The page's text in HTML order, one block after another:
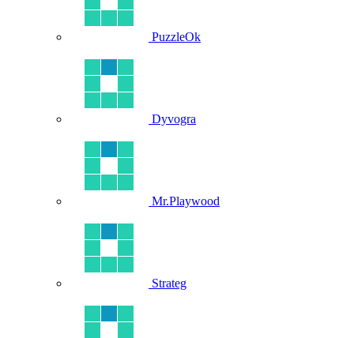
PuzzleOk
Dyvogra
Mr.Playwood
Strateg